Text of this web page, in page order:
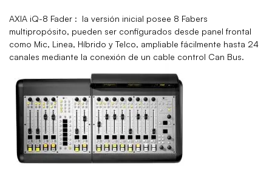
AXIA iQ-8 Fader : la versión inicial posee 8 Fabers
multipropósito, pueden ser configurados desde panel frontal
como Mic, Linea, Híbrido y Telco, ampliable fácilmente hasta 24
canales mediante la conexión de un cable control Can Bus.